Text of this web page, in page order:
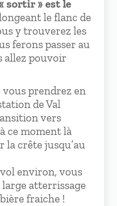
sortir » est le
le flanc de
y trouverez les
ferons passer au
allez pouvoir
vous prendrez en
de Val
vers
ce moment là
crête jusqu’au
vol environ, vous
atterrissage
fraiche !